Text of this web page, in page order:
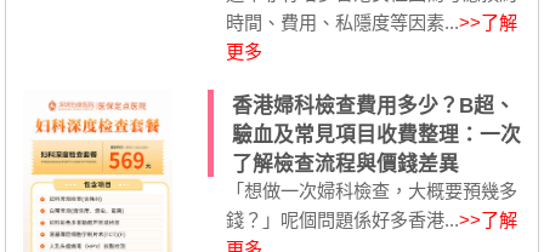
時間、費用、私隱度等因素...>>了解
更多
香港婦科檢查費用多少？B超、
驗血及常見項目收費整理：一次
了解檢查流程與價錢差異
「想做一次婦科檢查，大概要預幾多
錢？」呢個問題係好多香港...>>了解